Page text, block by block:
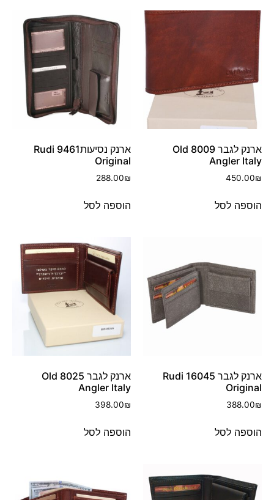
ארנק לגבר 8009 Old
Angler Italy
450.00₪
הוספה לסל
ארנק נסיעות9461 Rudi
Original
288.00₪
הוספה לסל
ארנק לגבר 16045 Rudi
Original
388.00₪
הוספה לסל
ארנק לגבר 8025 Old
Angler Italy
398.00₪
הוספה לסל